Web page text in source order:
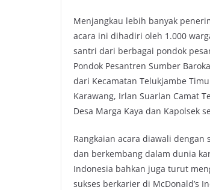
Menjangkau lebih banyak
acara ini dihadiri oleh 1.000
santri dari berbagai pondok
Pondok Pesantren Sumber
dari Kecamatan Telukjambe
Karawang, Irlan Suarlan Camat
Desa Marga Kaya dan Kapolsek
Rangkaian acara diawali
dan berkembang dalam dunia
Indonesia bahkan juga turut
sukses berkarier di McDonald’s